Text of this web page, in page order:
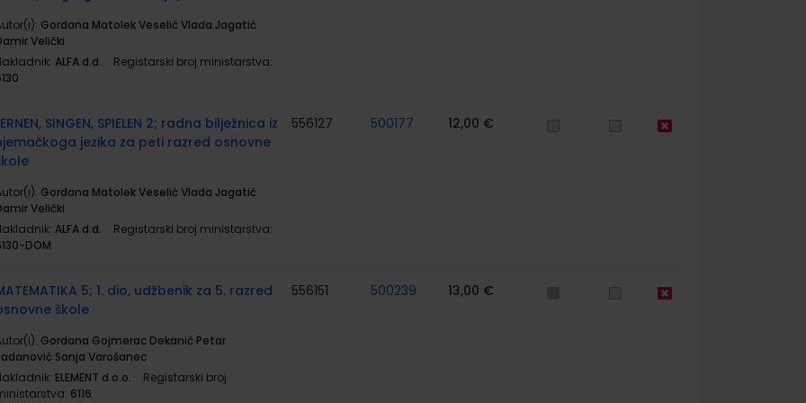
Gordana Matolek Veselić Vlada Jagatić
Velički
ALFA d.d.
Registarski broj ministarstva:
SINGEN, SPIELEN 2; radna bilježnica iz
jezika za peti razred osnovne
Gordana Matolek Veselić Vlada Jagatić
Velički
ALFA d.d.
Registarski broj ministarstva:
DOM
556127 500177 12,00 €
5; 1. dio, udžbenik za 5. razred
škole
Gordana Gojmerac Dekanić Petar
Sanja Varošanec
ELEMENT d.o.o.
Registarski broj
6116
556151 500239 13,00 €